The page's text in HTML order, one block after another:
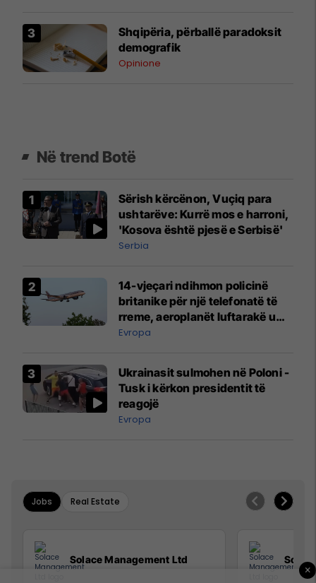
Shqipëria, përballë paradoksit
demografik
Opinione
Në trend Botë
Sërish kërcënon, Vuçiq para
ushtarëve: Kurrë mos e harroni,
'Kosova është pjesë e Serbisë'
Serbia
14-vjeçari ndihmon policinë
britanike për një telefonatë të
rreme, aeroplanët luftarakë u
ngritën në ajër për të
Mançesterit
Evropa
Ukrainasit sulmohen në Poloni -
Tusk i kërkon presidentit të
reagojë
Evropa
Jobs Real Estate
Solace Management Ltd
×